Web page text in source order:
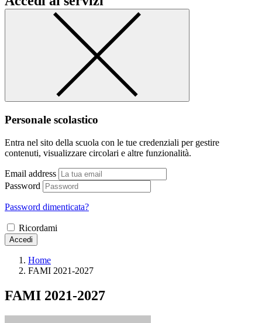
Personale scolastico
Entra nel sito della scuola con le tue credenziali per gestire
contenuti, visualizzare circolari e altre funzionalità.
Email address
Password
Password dimenticata?
Ricordami
Accedi
Home
FAMI 2021-2027
FAMI 2021-2027